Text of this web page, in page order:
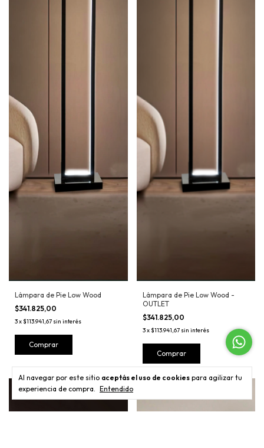
Al navegar por este sitio aceptás el uso de cookies para agilizar tu
experiencia de compra. Entendido
Lámpara de Pie Low Wood
$341.825,00
3x$113.941,67 sin interés
Comprar
Lámpara de Pie Low Wood -
OUTLET
$341.825,00
3x$113.941,67 sin interés
Comprar